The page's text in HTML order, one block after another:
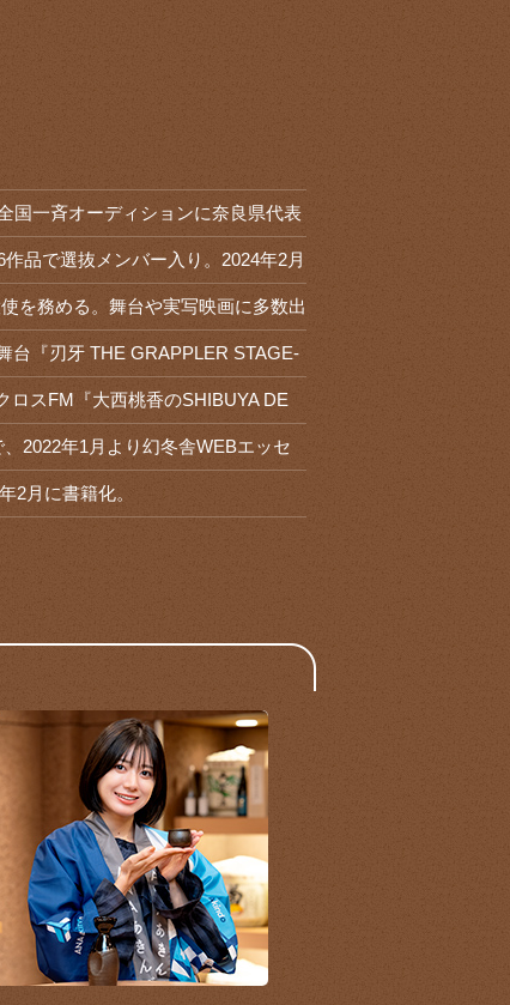
国一斉オーディションに奈良県代表
品で選抜メンバー入り。2024年2月
を務める。舞台や実写映画に多数出
台『刃牙 THE GRAPPLER STAGE-
ロスFM『大西桃香のSHIBUYA DE
2022年1月より幻冬舎WEBエッセ
2月に書籍化。